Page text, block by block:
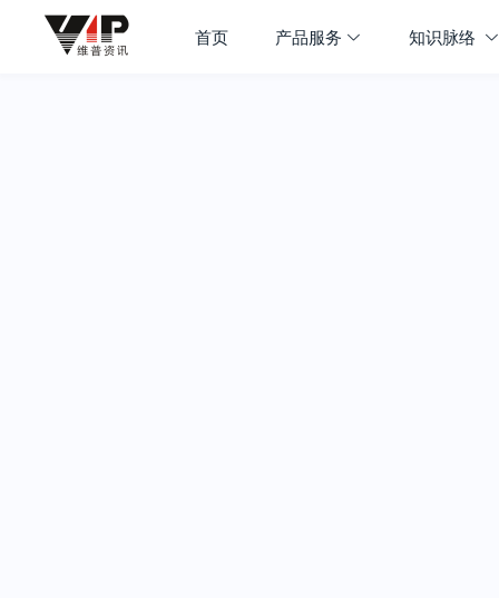
首页 产品服务 知识脉络